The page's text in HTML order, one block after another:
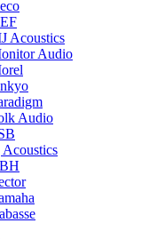
Acoustics
Audio
Audio